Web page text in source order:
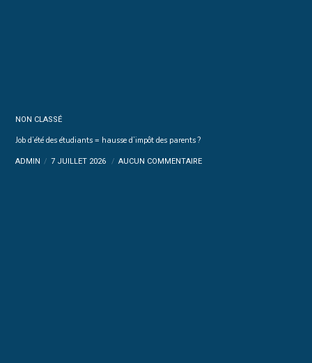
NON CLASSÉ
Job d’été des étudiants = hausse d’impôt des parents ?
ADMIN 7 JUILLET 2026 AUCUN COMMENTAIRE